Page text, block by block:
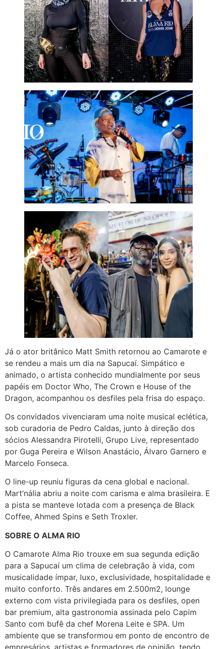
Já o ator britânico Matt Smith retornou ao Camarote e
se rendeu a mais um dia na Sapucaí. Simpático e
animado, o artista conhecido mundialmente por seus
papéis em Doctor Who, The Crown e House of the
Dragon, acompanhou os desfiles pela frisa do espaço.
Os convidados vivenciaram uma noite musical eclética,
sob curadoria de Pedro Caldas, junto à direção dos
sócios Alessandra Pirotelli, Grupo Live, representado
por Guga Pereira e Wilson Anastácio, Álvaro Garnero e
Marcelo Fonseca.
O line-up reuniu figuras da cena global e nacional.
Mart’nália abriu a noite com carisma e alma brasileira. E
a pista se manteve lotada com a presença de Black
Coffee, Ahmed Spins e Seth Troxler.
SOBRE O ALMA RIO
O Camarote Alma Rio trouxe em sua segunda edição
para a Sapucaí um clima de celebração à vida, com
musicalidade ímpar, luxo, exclusividade, hospitalidade e
muito conforto. Três andares em 2.500m2, lounge
externo com vista privilegiada para os desfiles, open
bar premium, alta gastronomia assinada pelo Capim
Santo com bufê da chef Morena Leite e SPA. Um
ambiente que se transformou em ponto de encontro de